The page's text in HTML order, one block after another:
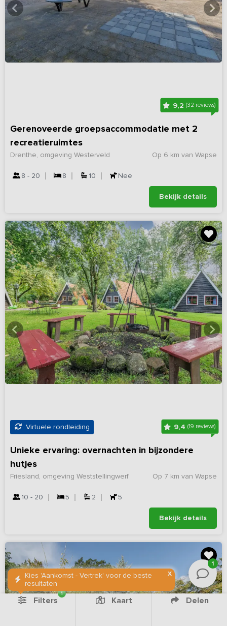
9,2 (32 reviews)
Gerenoveerde groepsaccommodatie met 2
recreatieruimtes
Op 6 km van Wapse
Drenthe, omgeving Westerveld
8 - 20 8 10 Nee
Bekijk details
Virtuele rondleiding 9,4(19 reviews)
Unieke ervaring: overnachten in bijzondere
hutjes
Op 7 km van Wapse
Friesland, omgeving Weststellingwerf
10 - 20 5 2 5
Bekijk details
X
Kies 'Aankomst - Vertrek' voor de beste
resultaten
1
Filters
1
Kaart Delen